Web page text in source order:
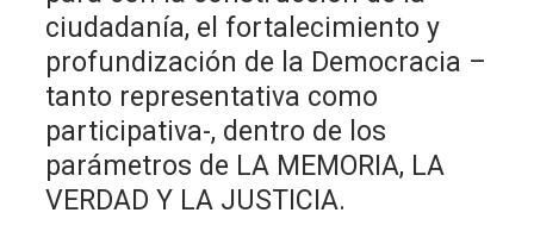
ciudadanía, el fortalecimiento y
profundización de la Democracia –
tanto representativa como
participativa-, dentro de los
parámetros de LA MEMORIA, LA
VERDAD Y LA JUSTICIA.